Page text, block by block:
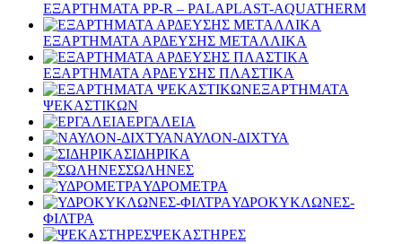
ΕΞΑΡΤΗΜΑΤΑ PP-R – PALAPLAST-AQUATHERM
ΕΞΑΡΤΗΜΑΤΑ ΑΡΔΕΥΣΗΣ ΜΕΤΑΛΛΙΚΑ
ΕΞΑΡΤΗΜΑΤΑ ΑΡΔΕΥΣΗΣ ΠΛΑΣΤΙΚΑ
ΕΞΑΡΤΗΜΑΤΑ
ΨΕΚΑΣΤΙΚΩΝ
ΕΡΓΑΛΕΙΑ
ΝΑΥΛΟΝ-ΔΙΧΤΥΑ
ΣΙΔΗΡΙΚΑ
ΣΩΛΗΝΕΣ
ΥΔΡΟΜΕΤΡΑ
ΥΔΡΟΚΥΚΛΩΝΕΣ-
ΦΙΛΤΡΑ
ΨΕΚΑΣΤΗΡΕΣ